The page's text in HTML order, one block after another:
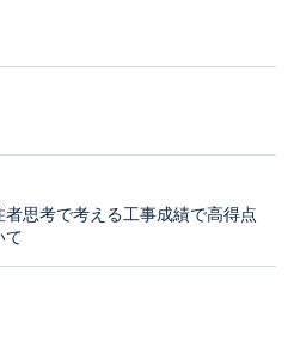
者思考で考える工事成績で高得点
て